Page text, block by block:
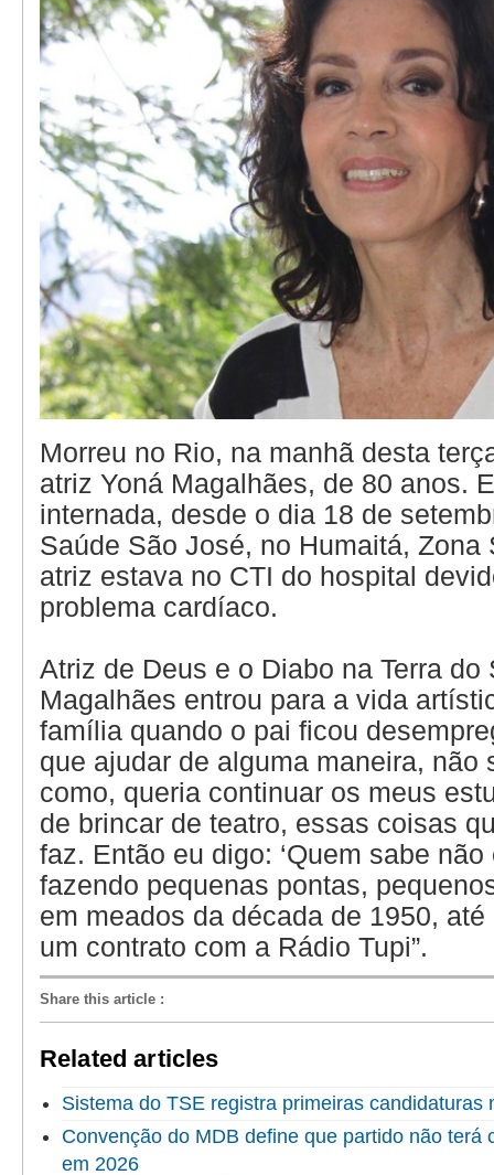
Morreu no Rio, na manhã desta
atriz Yoná Magalhães, de 80 anos.
internada, desde o dia 18 de
Saúde São José, no Humaitá, Zona
atriz estava no CTI do hospital
problema cardíaco.
Atriz de Deus e o Diabo na Terra do
Magalhães entrou para a vida
família quando o pai ficou
que ajudar de alguma maneira, não
como, queria continuar os meus
de brincar de teatro, essas coisas
faz. Então eu digo: ‘Quem sabe não
fazendo pequenas pontas,
em meados da década de 1950,
um contrato com a Rádio Tupi”.
Share this article :
Related articles
Sistema do TSE registra primeiras candidaturas
Convenção do MDB define que partido não terá
em 2026